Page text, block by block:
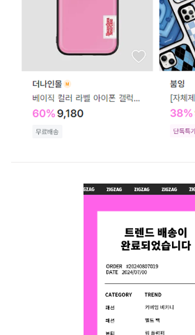
에 달면 시원한 느낌을 극대화해 줘요.